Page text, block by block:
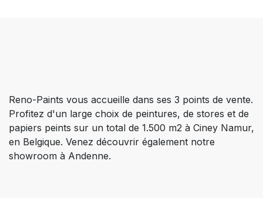
Reno-Paints vous accueille dans ses 3 points de vente.
Profitez d'un large choix de peintures, de stores et de
papiers peints sur un total de 1.500 m2 à Ciney Namur,
en Belgique. Venez découvrir également notre
showroom à Andenne.